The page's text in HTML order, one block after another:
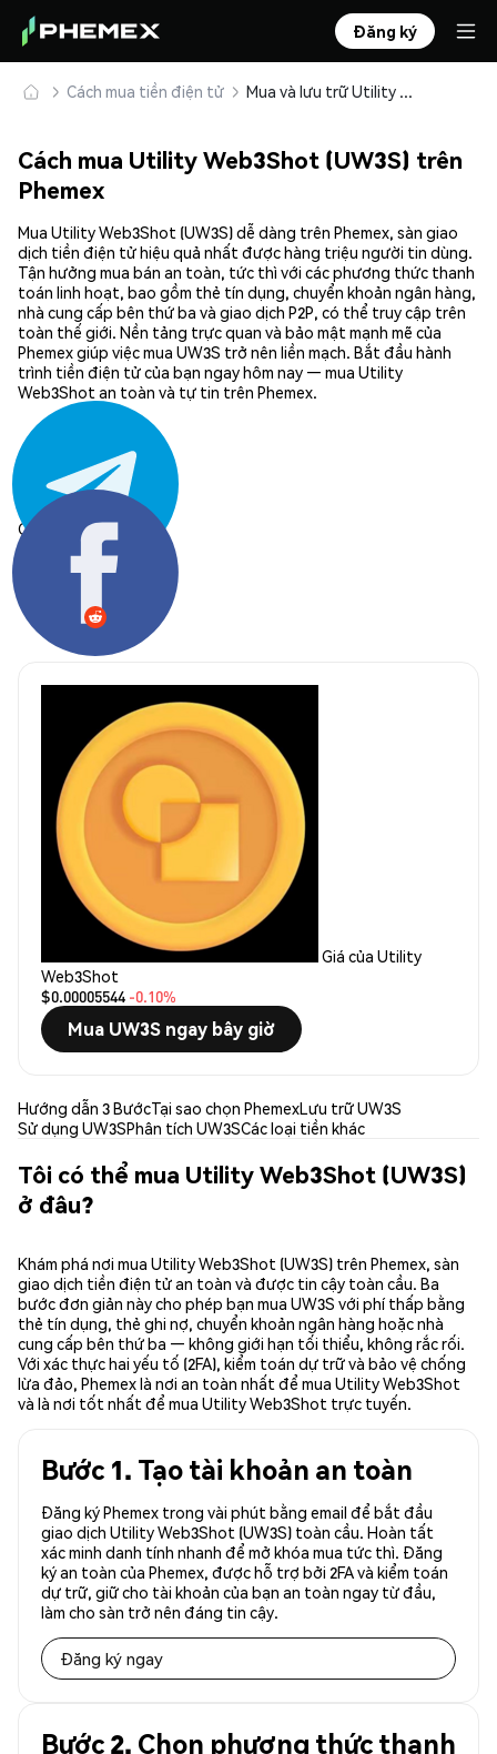
Đăng ký
Cách mua tiền điện tử Mua và lưu trữ Utility Web3Shot (UW3S) an toàn
Cách mua Utility Web3Shot (UW3S) trên
Phemex
Mua Utility Web3Shot (UW3S) dễ dàng trên Phemex, sàn giao
dịch tiền điện tử hiệu quả nhất được hàng triệu người tin dùng.
Tận hưởng mua bán an toàn, tức thì với các phương thức thanh
toán linh hoạt, bao gồm thẻ tín dụng, chuyển khoản ngân hàng,
nhà cung cấp bên thứ ba và giao dịch P2P, có thể truy cập trên
toàn thế giới. Nền tảng trực quan và bảo mật mạnh mẽ của
Phemex giúp việc mua UW3S trở nên liền mạch. Bắt đầu hành
trình tiền điện tử của bạn ngay hôm nay — mua Utility
Web3Shot an toàn và tự tin trên Phemex.
Chia sẻ:
Giá của Utility
Web3Shot
$0.00005544 -0.10%
Mua UW3S ngay bây giờ
Hướng dẫn 3 BướcTại sao chọn PhemexLưu trữ UW3S
Sử dụng UW3SPhân tích UW3SCác loại tiền khác
Tôi có thể mua Utility Web3Shot (UW3S)
ở đâu?
Khám phá nơi mua Utility Web3Shot (UW3S) trên Phemex, sàn
giao dịch tiền điện tử an toàn và được tin cậy toàn cầu. Ba
bước đơn giản này cho phép bạn mua UW3S với phí thấp bằng
thẻ tín dụng, thẻ ghi nợ, chuyển khoản ngân hàng hoặc nhà
cung cấp bên thứ ba — không giới hạn tối thiểu, không rắc rối.
Với xác thực hai yếu tố (2FA), kiểm toán dự trữ và bảo vệ chống
lừa đảo, Phemex là nơi an toàn nhất để mua Utility Web3Shot
và là nơi tốt nhất để mua Utility Web3Shot trực tuyến.
Bước 1. Tạo tài khoản an toàn
Đăng ký Phemex trong vài phút bằng email để bắt đầu
giao dịch Utility Web3Shot (UW3S) toàn cầu. Hoàn tất
xác minh danh tính nhanh để mở khóa mua tức thì. Đăng
ký an toàn của Phemex, được hỗ trợ bởi 2FA và kiểm toán
dự trữ, giữ cho tài khoản của bạn an toàn ngay từ đầu,
làm cho sàn trở nên đáng tin cậy.
Đăng ký ngay
Bước 2. Chọn phương thức thanh